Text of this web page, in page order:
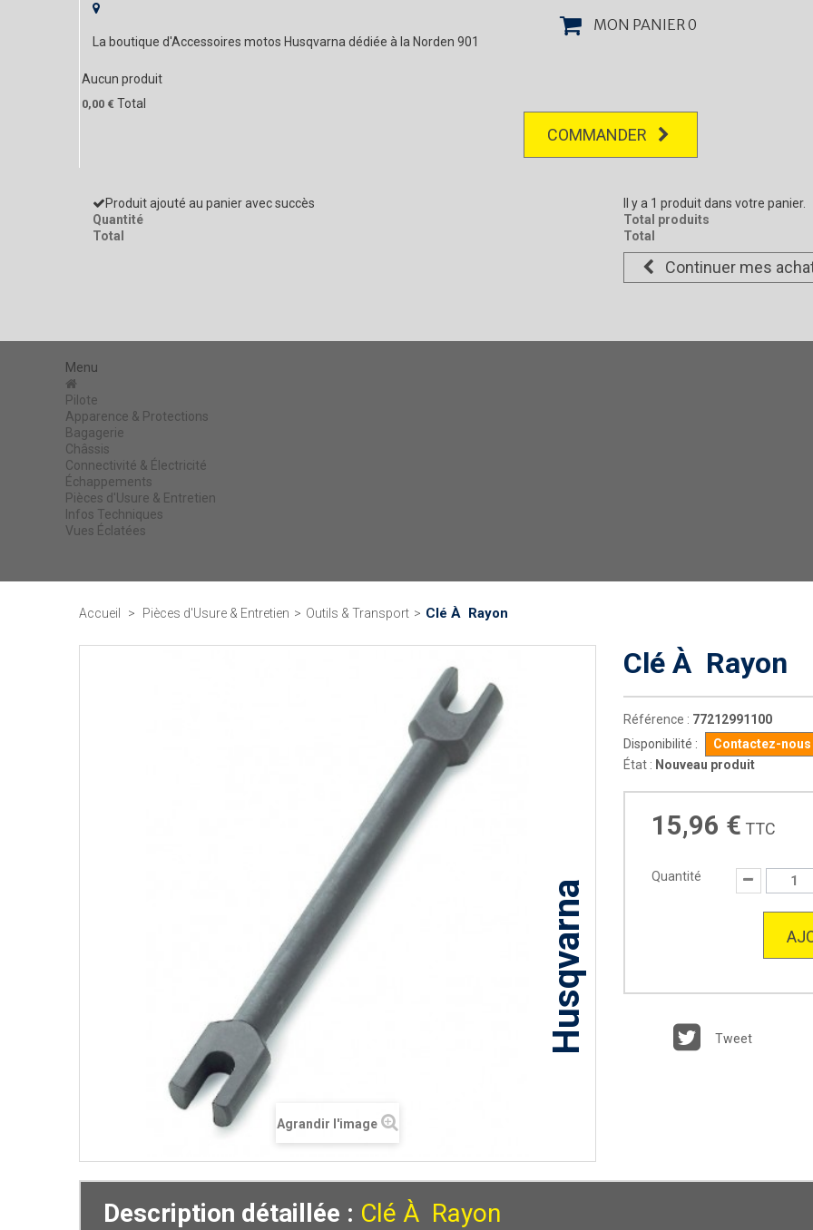
La boutique d'Accessoires motos Husqvarna dédiée à la Norden 901
MON PANIER0
Aucun produit
0,00 € Total
COMMANDER
Produit ajouté au panier avec succès
Quantité
Total
Il y a 1 produit dans votre panier.
Total produits
Total
Continuer mes
Menu
Pilote
Apparence & Protections
Bagagerie
Châssis
Connectivité & Électricité
Échappements
Pièces d'Usure & Entretien
Infos Techniques
Vues Éclatées
Accueil > Pièces d'Usure & Entretien > Outils & Transport > Clé À Rayon
Agrandir l'image
Husqvarna
Clé À Rayon
Référence : 77212991100
Disponibilité :
Contactez-
État : Nouveau produit
15,96 € TTC
Quantité
Tweet
Description détaillée : Clé À Rayon